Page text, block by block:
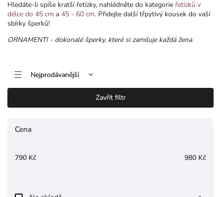
Hledáte-li spíše kratší řetízky, nahlédněte do kategorie řetízků v
délce do 45 cm a 45 - 60 cm. Přidejte další třpytivý kousek do vaší
sbírky šperků!
ORNAMENTI - dokonalé šperky, které si zamiluje každá žena.
Nejprodávanější
Nejlevnější
Nejdražší
Zavřít filtr
Cena
790 Kč 980 Kč